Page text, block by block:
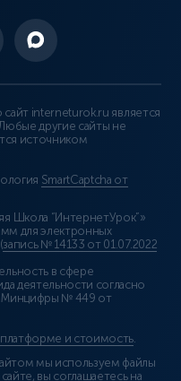
interneturok.ru является
другие сайты не
источником
SmartCaptcha от
Школа “ИнтернетУрок”»
для электронных
запись № 14133 от 01.07.2022
в сфере
деятельности согласно
Минцифры № 449 от
и стоимость.
мы используем файлы
вы соглашаетесь на